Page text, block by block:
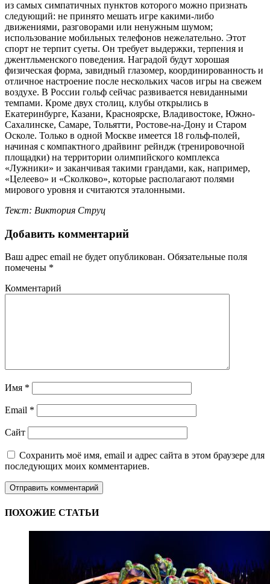
из самых симпатичных пунктов которого можно признать
следующий: не принято мешать игре какими-либо
движениями, разговорами или ненужным шумом;
использование мобильных телефонов нежелательно. Этот
спорт не терпит суеты. Он требует выдержки, терпения и
джентльменского поведения. Наградой будут хорошая
физическая форма, завидный глазомер, координированность и
отличное настроение после нескольких часов игры на свежем
воздухе. В России гольф сейчас развивается невиданными
темпами. Кроме двух столиц, клубы открылись в
Екатеринбурге, Казани, Красноярске, Владивостоке, Южно-
Сахалинске, Самаре, Тольятти, Ростове-на-Дону и Старом
Осколе. Только в одной Москве имеется 18 гольф-полей,
начиная с компактного драйвинг рейндж (тренировочной
площадки) на территории олимпийского комплекса
«Лужники» и заканчивая такими грандами, как, например,
«Целеево» и «Сколково», которые располагают полями
мирового уровня и считаются эталонными.
Текст: Виктория Струц
Добавить комментарий
Ваш адрес email не будет опубликован. Обязательные поля
помечены *
Комментарий
Имя *
Email *
Сайт
Сохранить моё имя, email и адрес сайта в этом браузере для
последующих моих комментариев.
ПОХОЖИЕ СТАТЬИ